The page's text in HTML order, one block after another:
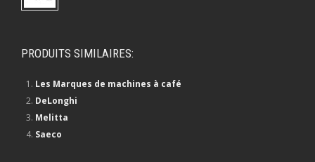
PRODUITS SIMILAIRES:
Les Marques de machines à café
DeLonghi
Melitta
Saeco